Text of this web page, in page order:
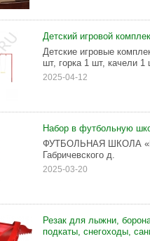
Детский игровой
Детские игровые
шт, горка 1 шт, качели 1
2025-04-12
Набор в футбольную
ФУТБОЛЬНАЯ ШКОЛА
Габричевского д.
2025-03-20
Резак для лыжни,
подкаты, снегоходы,